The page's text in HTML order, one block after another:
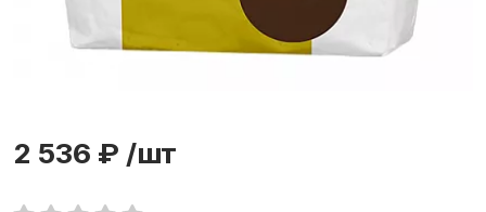
2 536 ₽ /шт